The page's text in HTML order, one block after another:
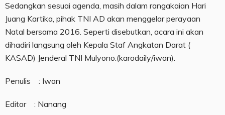
Sedangkan sesuai agenda, masih dalam rangakaian Hari
Juang Kartika, pihak TNI AD akan menggelar perayaan
Natal bersama 2016. Seperti disebutkan, acara ini akan
dihadiri langsung oleh Kepala Staf Angkatan Darat (
KASAD) Jenderal TNI Mulyono.(karodaily/iwan).
Penulis : Iwan
Editor : Nanang